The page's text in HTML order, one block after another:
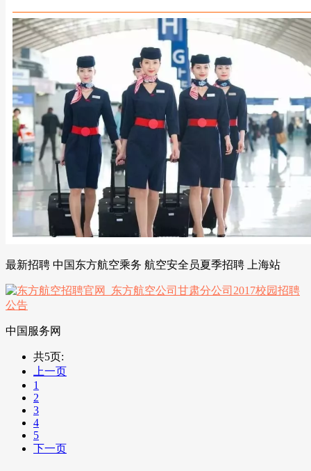
最新招聘 中国东方航空乘务 航空安全员夏季招聘 上海站
中国服务网
共5页:
上一页
1
2
3
4
5
下一页